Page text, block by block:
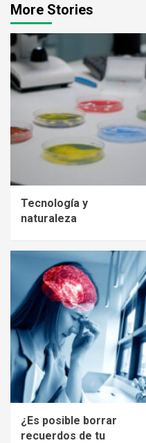
More Stories
Tecnología y
naturaleza
¿Es posible borrar
recuerdos de tu